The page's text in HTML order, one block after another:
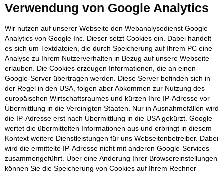
Verwendung von Google Analytics
Wir nutzen auf unserer Webseite den Webanalysedienst Google
Analytics von Google Inc. Dieser setzt Cookies ein. Dabei handelt
es sich um Textdateien, die durch Speicherung auf Ihrem PC eine
Analyse zu Ihrem Nutzerverhalten in Bezug auf unsere Webseite
erlauben. Die Cookies erzeugen Informationen, die an einen
Google-Server übertragen werden. Diese Server befinden sich in
der Regel in den USA, folgen aber Abkommen zur Nutzung des
europäischen Wirtschaftsraumes und kürzen Ihre IP-Adresse vor
Übermittlung in die Vereinigten Staaten. Nur in Ausnahmefällen wird
die IP-Adresse erst nach Übermittlung in die USA gekürzt. Google
wertet die übermittelten Informationen aus und erbringt in diesem
Kontext weitere Dienstleistungen für uns Webseitenbetreiber. Dabei
wird die ermittelte IP-Adresse nicht mit anderen Google-Services
zusammengeführt. Über eine Änderung Ihrer Browsereinstellungen
können Sie die Speicherung von Cookies auf Ihrem Rechner